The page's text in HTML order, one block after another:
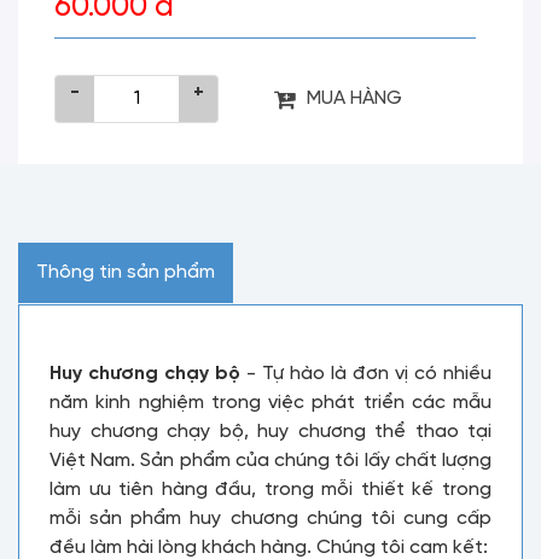
60.000 đ
- + MUA HÀNG
Thông tin sản phẩm
Huy chương chạy bộ - Tự hào là đơn vị có nhiều
năm kinh nghiệm trong việc phát triển các mẫu
huy chương chạy bộ, huy chương thể thao tại
Việt Nam. Sản phẩm của chúng tôi lấy chất lượng
làm ưu tiên hàng đầu, trong mỗi thiết kế trong
mỗi sản phẩm huy chương chúng tôi cung cấp
đều làm hài lòng khách hàng. Chúng tôi cam kết: